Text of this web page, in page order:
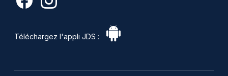
Téléchargez l'appli JDS :